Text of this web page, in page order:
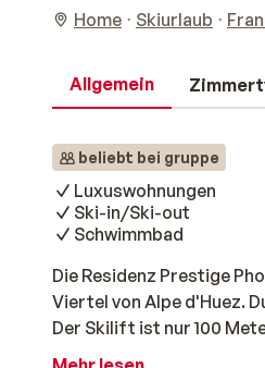
Home Skiurlaub
Allgemein
beliebt bei gruppe
Luxuswohnungen
Ski-in/Ski-out
Schwimmbad
Die Residenz Prestige
Viertel von Alpe d'Huez.
Der Skilift ist nur 100
Entfernung. Die